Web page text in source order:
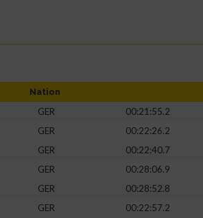
Nation
GER 00:21:55.2
GER
00:22:26.2
GER
00:22:40.7
GER
00:28:06.9
GER
00:28:52.8
GER 00:22:57.2